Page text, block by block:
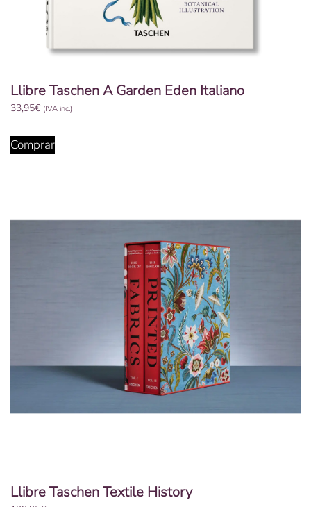
Llibre Taschen A Garden Eden Italiano
33,95€ (IVA inc.)
Comprar
Llibre Taschen Textile History